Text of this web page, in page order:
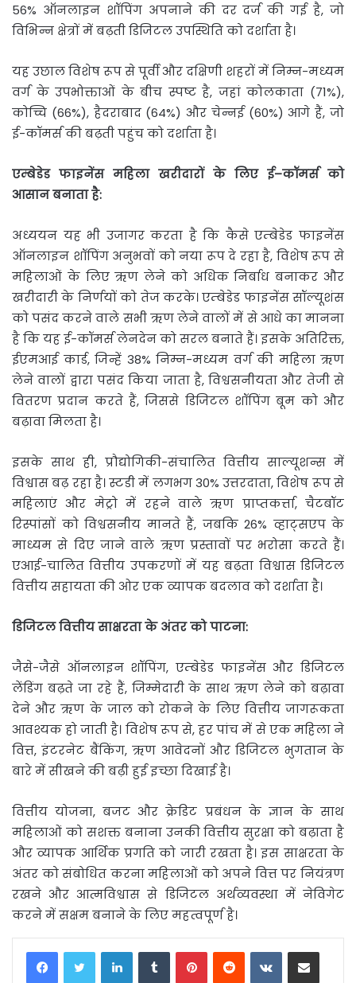
56% ऑनलाइन शॉपिंग अपनाने की दर दर्ज की गई है, जो
विभिन्न क्षेत्रों में बढ़ती डिजिटल उपस्थिति को दर्शाता है।
यह उछाल विशेष रूप से पूर्वी और दक्षिणी शहरों में निम्न-मध्यम
वर्ग के उपभोक्ताओं के बीच स्पष्ट है, जहां कोलकाता (71%),
कोच्चि (66%), हैदराबाद (64%) और चेन्नई (60%) आगे हैं, जो
ई-कॉमर्स की बढ़ती पहुंच को दर्शाता है।
एम्बेडेड फाइनेंस महिला खरीदारों के लिए ई–कॉमर्स को
आसानबनाताहै:
अध्ययन यह भी उजागर करता है कि कैसे एम्बेडेड फाइनेंस
ऑनलाइन शॉपिंग अनुभवों को नया रूप दे रहा है, विशेष रूप से
महिलाओं के लिए ऋण लेने को अधिक निर्बाध बनाकर और
खरीदारी के निर्णयों को तेज करके। एम्बेडेड फाइनेंस सॉल्यूशंस
को पसंद करने वाले सभी ऋण लेने वालों में से आधे का मानना
है कि यह ई-कॉमर्स लेनदेन को सरल बनाते हैं। इसके अतिरिक्त,
ईएमआई कार्ड, जिन्हें 38% निम्न-मध्यम वर्ग की महिला ऋण
लेने वालों द्वारा पसंद किया जाता है, विश्वसनीयता और तेजी से
वितरण प्रदान करते हैं, जिससे डिजिटल शॉपिंग बूम को और
बढ़ावा मिलता है।
इसके साथ ही, प्रौद्योगिकी-संचालित वित्तीय साल्यूशन्स में
विश्वास बढ़ रहा है। स्टडी में लगभग 30% उत्तरदाता, विशेष रूप से
महिलाएं और मेट्रो में रहने वाले ऋण प्राप्तकर्त्ता, चैटबॉट
रिस्पांसों को विश्वसनीय मानते हैं, जबकि 26% व्हाट्सएप के
माध्यम से दिए जाने वाले ऋण प्रस्तावों पर भरोसा करते हैं।
एआई-चालित वित्तीय उपकरणों में यह बढ़ता विश्वास डिजिटल
वित्तीय सहायता की ओर एक व्यापक बदलाव को दर्शाता है।
डिजिटलवित्तीयसाक्षरताके अंतरकोपाटना:
जैसे-जैसे ऑनलाइन शॉपिंग, एम्बेडेड फाइनेंस और डिजिटल
लेंडिंग बढ़ते जा रहे हैं, जिम्मेदारी के साथ ऋण लेने को बढ़ावा
देने और ऋण के जाल को रोकने के लिए वित्तीय जागरूकता
आवश्यक हो जाती है। विशेष रूप से, हर पांच में से एक महिला ने
वित्त, इंटरनेट बैंकिंग, ऋण आवेदनों और डिजिटल भुगतान के
बारे में सीखने की बढ़ी हुई इच्छा दिखाई है।
वित्तीय योजना, बजट और क्रेडिट प्रबंधन के ज्ञान के साथ
महिलाओं को सशक्त बनाना उनकी वित्तीय सुरक्षा को बढ़ाता है
और व्यापक आर्थिक प्रगति को जारी रखता है। इस साक्षरता के
अंतर को संबोधित करना महिलाओं को अपने वित्त पर नियंत्रण
रखने और आत्मविश्वास से डिजिटल अर्थव्यवस्था में नेविगेट
करने में सक्षम बनाने के लिए महत्वपूर्ण है।
LinkedInTumblrPinterestReddit VKontakteShare via Email